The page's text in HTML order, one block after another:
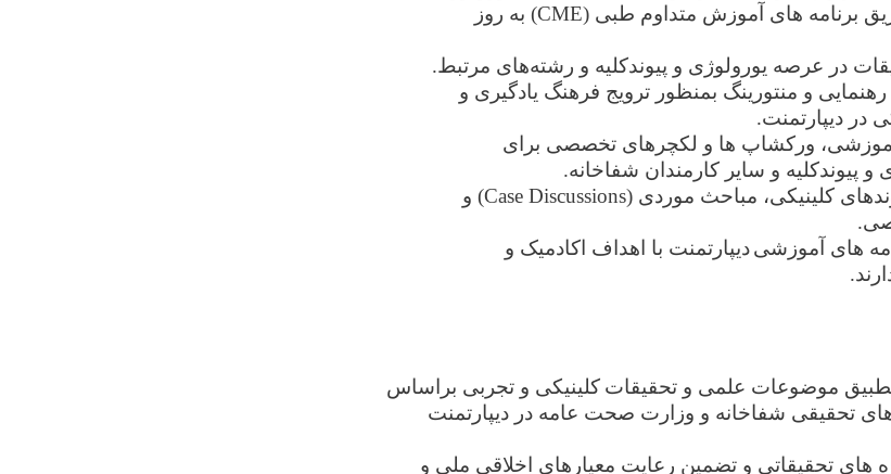
برنامه ‌های آموزش متداوم طبی (CME) به ‌روز
در عرصه یورولوژی و پیوندکلیه و رشته‌های مرتبط.
و منتورینگ بمنظور ترویج فرهنگ یادگیری و
دیپارتمنت.
آموزشی، ورکشاپ‌ ها و لکچرهای تخصصی برای
و پیوندکلیه و سایر کارمندان شفاخانه.
کلینیکی، مباحث موردی (Case Discussions) و
.
‌های آموزشیدیپارتمنت با اهداف اکادمیک و
موضوعات علمی و تحقیقات کلینیکی و تجربی براساس
تحقیقی شفاخانه و وزارت صحت عامه در دیپارتمنت
‌های تحقیقاتی و تضمین رعایت معیارهای اخلاقی ملی و